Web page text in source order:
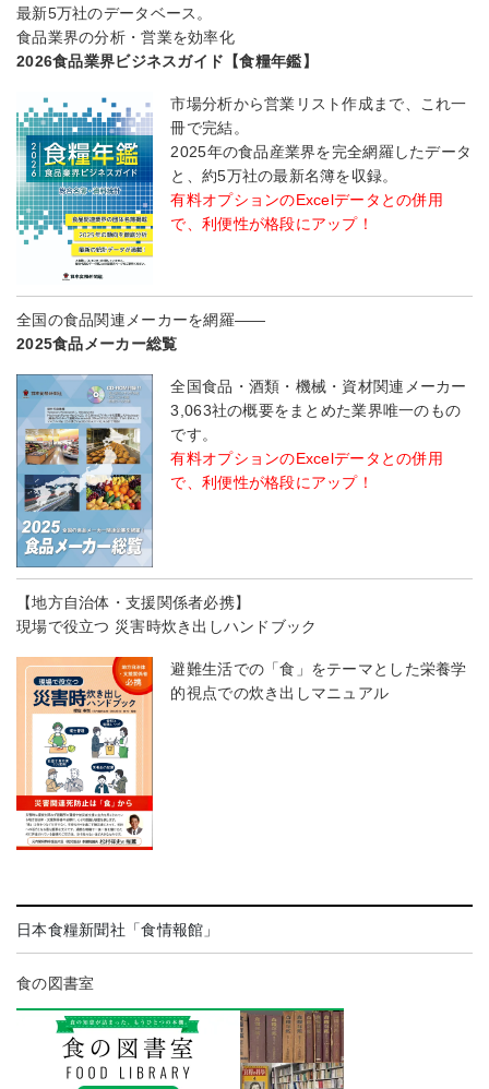
最新5万社のデータベース。
食品業界の分析・営業を効率化
2026食品業界ビジネスガイド【食糧年鑑】
市場分析から営業リスト作成まで、これ一
冊で完結。
2025年の食品産業界を完全網羅したデータ
と、約5万社の最新名簿を収録。
有料オプションのExcelデータとの併用
で、利便性が格段にアップ！
全国の食品関連メーカーを網羅――
2025食品メーカー総覧
全国食品・酒類・機械・資材関連メーカー
3,063社の概要をまとめた業界唯一のもの
です。
有料オプションのExcelデータとの併用
で、利便性が格段にアップ！
【地方自治体・支援関係者必携】
現場で役立つ 災害時炊き出しハンドブック
避難生活での「食」をテーマとした栄養学
的視点での炊き出しマニュアル
日本食糧新聞社「食情報館」
食の図書室